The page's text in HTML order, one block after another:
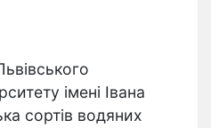
імені Івана
сортів водяних